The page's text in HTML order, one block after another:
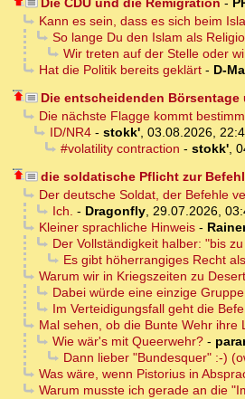
Die CDU und die Remigration -
Kann es sein, dass es sich beim
So lange Du den Islam als
Wir treten auf der Stelle oder
Hat die Politik bereits geklärt- D-
Die entscheidenden
Die nächste Flagge kommt
ID/NR4- stokk', 03.08.2026,
#volatility contraction - stokk',
die soldatische Pflicht zur
Der deutsche Soldat, der Befehle
Ich. - Dragonfly, 29.07.2026,
Kleiner sprachliche Hinweis-
Der Vollständigkeit halber: "bis
Es gibt höherrangiges Recht
Warum wir in Kriegszeiten zu
Dabei würde eine einzige
Im Verteidigungsfall geht die
Mal sehen, ob die Bunte Wehr ihre
Wie wär's mit Queerwehr?-
Dann lieber "Bundesquer" :-)
Was wäre, wenn Pistorius in
Warum musste ich gerade an die